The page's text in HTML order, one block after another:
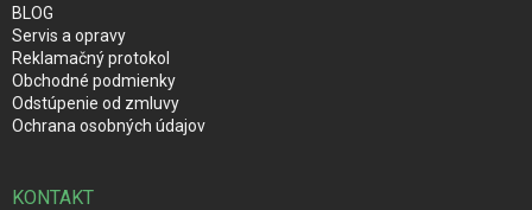
BLOG
Servis a opravy
Reklamačný protokol
Obchodné podmienky
Odstúpenie od zmluvy
Ochrana osobných údajov
KONTAKT